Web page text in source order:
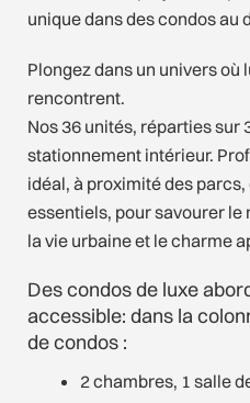
unique dans des condos au
Plongez dans un univers où
rencontrent.
Nos 36 unités, réparties sur
stationnement intérieur.
idéal, à proximité des
essentiels, pour savourer le
la vie urbaine et le charme
Des condos de luxe
accessible: dans la
de condos :
2 chambres, 1 salle